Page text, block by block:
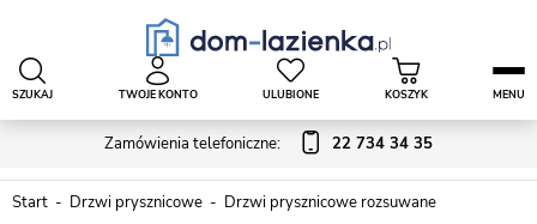
Zamówienia telefoniczne: 22 734 34 35
SZUKAJ TWOJE KONTO ULUBIONE KOSZYK MENU
Start Drzwi prysznicowe Drzwi prysznicowe rozsuwane